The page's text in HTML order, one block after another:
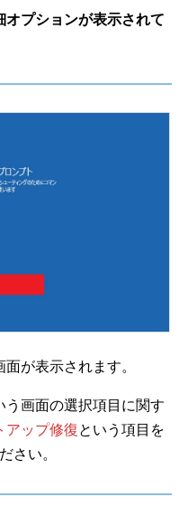
オプションが表示されて
が表示されます。
う画面の選択項目に関す
アップ修復という項目を
さい。